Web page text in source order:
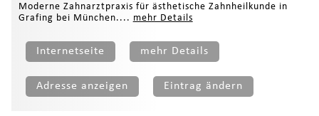
Moderne Zahnarztpraxis für ästhetische Zahnheilkunde in
Grafing bei München.... mehr Details
Internetseite mehr Details
Adresse anzeigen Eintrag ändern